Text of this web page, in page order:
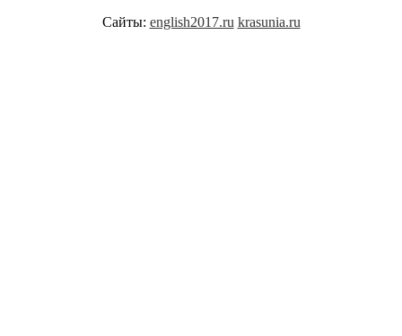
Сайты: english2017.ru krasunia.ru